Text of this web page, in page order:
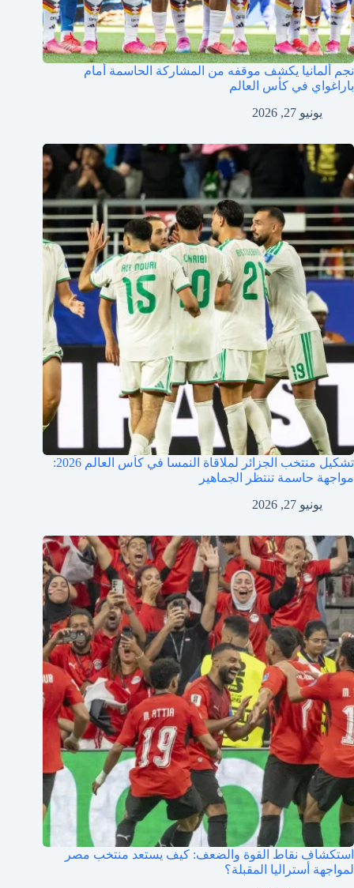
نجم ألمانيا يكشف موقفه من المشاركة الحاسمة أمام
باراغواي في كأس العالم
يونيو 27, 2026
تشكيل منتخب الجزائر لملاقاة النمسا في كأس العالم 2026:
مواجهة حاسمة تنتظر الجماهير
يونيو 27, 2026
استكشاف نقاط القوة والضعف: كيف يستعد منتخب مصر
لمواجهة أستراليا المقبلة؟